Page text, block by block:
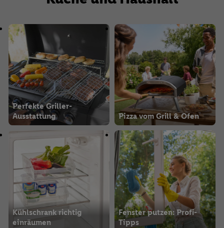
Perfekte Griller-
Ausstattung
Pizza vom Grill & Ofen
Kühlschrank richtig
einräumen
Fenster putzen: Profi-
Tipps